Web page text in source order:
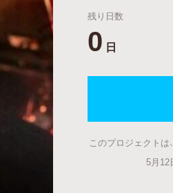
残り日数
0 日
このプロジェクトは
5月12